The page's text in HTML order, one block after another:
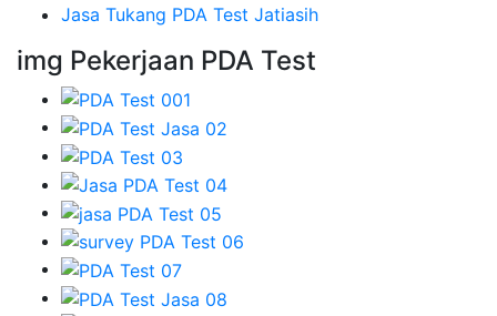
Jasa Tukang PDA Test Jatiasih
img Pekerjaan PDA Test